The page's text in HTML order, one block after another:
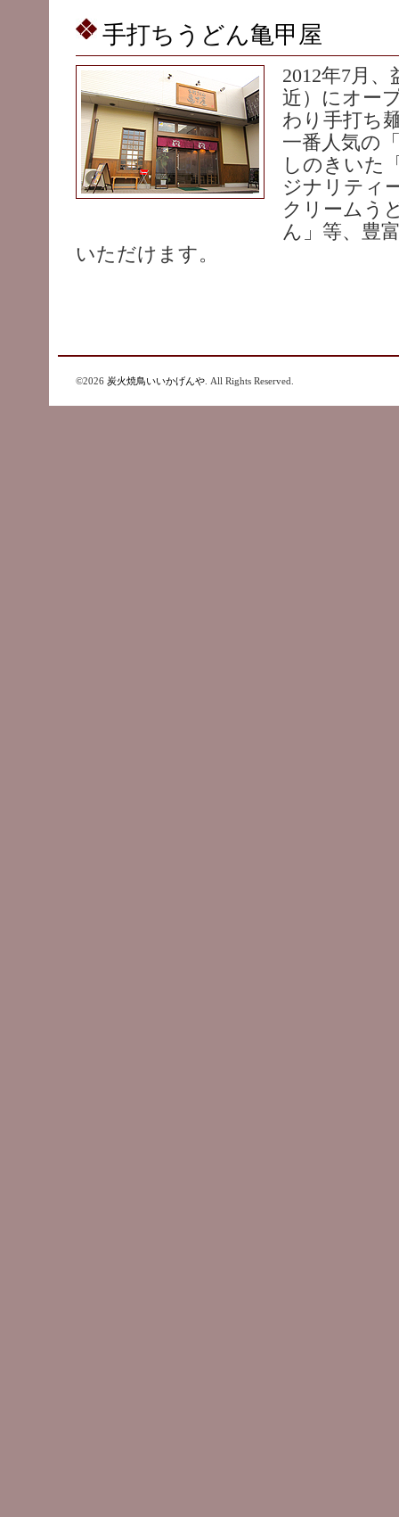
手打ちうどん亀甲屋
2012年7月
近）にオー
わり手打ち
一番人気の
しのきいた
ジナリティ
クリームう
ん」等、豊
いただけます。
©2026 炭火焼鳥いいかげんや . All Rights Reserved.